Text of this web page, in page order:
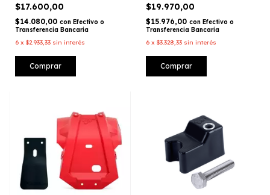
$17.600,00
$14.080,00 con Efectivo o
Transferencia Bancaria
6 x $2.933,33 sin interés
Comprar
$19.970,00
$15.976,00 con Efectivo o
Transferencia Bancaria
6 x $3.328,33 sin interés
Comprar